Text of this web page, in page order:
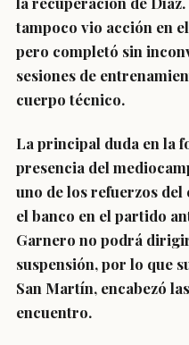
tampoco vio acción en
pero completó sin
sesiones de
cuerpo técnico.
La principal duda en la
presencia del
uno de los refuerzos
el banco en el partido
Garnero no podrá
suspensión, por lo que
San Martín, encabezó
encuentro.